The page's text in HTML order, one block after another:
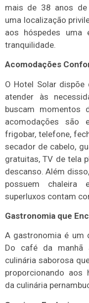
mais de 38 anos de
uma localização
aos hóspedes uma
tranquilidade.
Acomodações
O Hotel Solar
atender às
buscam momentos
acomodações são
frigobar, telefone,
secador de cabelo,
gratuitas, TV de tela
descanso. Além
possuem chaleira
superluxos contam
Gastronomia que
A gastronomia é um
Do café da manhã
culinária saborosa
proporcionando aos
da culinária